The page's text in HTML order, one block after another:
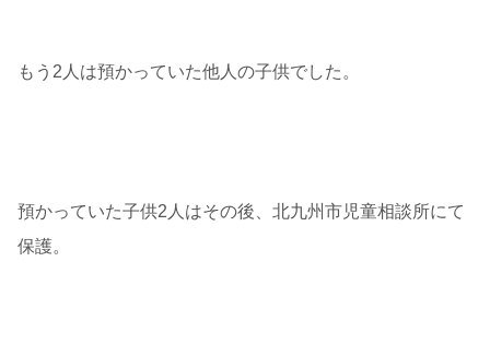
もう2人は預かっていた他人の子供でした。
預かっていた子供2人はその後、北九州市児童相談所にて
保護。